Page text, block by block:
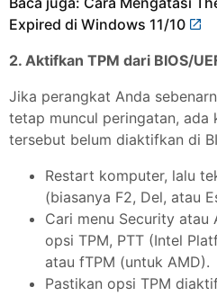
Expired di Windows 11/10
2. Aktifkan TPM dari BIOS/
Jika perangkat Anda
tetap muncul peringatan, ada
tersebut belum diaktifkan di
Restart komputer, lalu
(biasanya F2, Del, atau
Cari menu Security atau
opsi TPM, PTT (Intel
atau fTPM (untuk AMD).
Pastikan opsi TPM